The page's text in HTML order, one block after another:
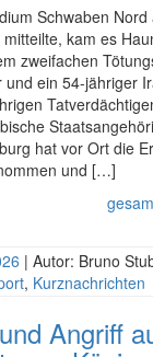
Schwaben Nord
kam es
zweifachen
ein 54-jähriger
hat vor Ort die
und […]
| Autor: Bruno
, Kurznachrichten
Angriff